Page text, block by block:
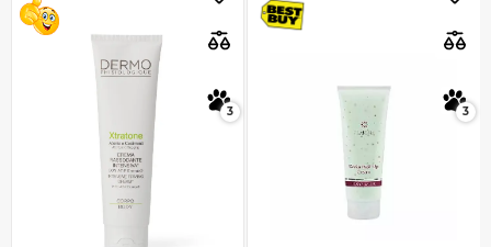
3 3